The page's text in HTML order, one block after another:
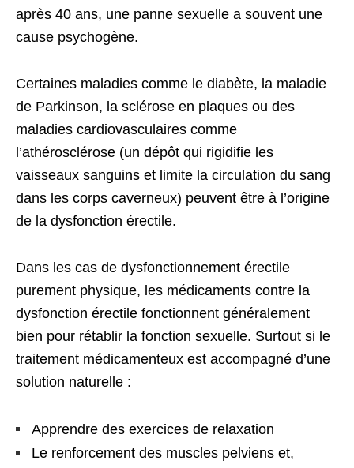
après 40 ans, une panne sexuelle a souvent une
cause psychogène.
Certaines maladies comme le diabète, la maladie
de Parkinson, la sclérose en plaques ou des
maladies cardiovasculaires comme
l’athérosclérose (un dépôt qui rigidifie les
vaisseaux sanguins et limite la circulation du sang
dans les corps caverneux) peuvent être à l’origine
de la dysfonction érectile.
Dans les cas de dysfonctionnement érectile
purement physique, les médicaments contre la
dysfonction érectile fonctionnent généralement
bien pour rétablir la fonction sexuelle. Surtout si le
traitement médicamenteux est accompagné d’une
solution naturelle :
Apprendre des exercices de relaxation
Le renforcement des muscles pelviens et,